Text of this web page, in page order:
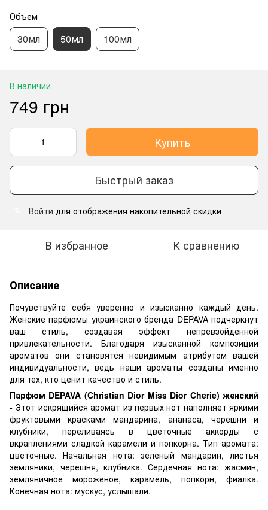
Объем
30мл 50мл 100мл
В наличии
749 грн
Купить
Быстрый заказ
Войти для отображения накопительной скидки
В избранное К сравнению
Описание
Почувствуйте себя уверенно и изысканно каждый день.
Женские парфюмы украинского бренда DEPAVA подчеркнут
ваш стиль, создавая эффект непревзойденной
привлекательности. Благодаря изысканной композиции
ароматов они становятся невидимым атрибутом вашей
индивидуальности, ведь наши ароматы созданы именно
для тех, кто ценит качество и стиль.
Парфюм DEPAVA (Christian Dior Miss Dior Cherie) женский
- Этот искрящийся аромат из первых нот наполняет яркими
фруктовыми красками мандарина, ананаса, черешни и
клубники, переливаясь в цветочные аккорды с
вкраплениями сладкой карамели и попкорна. Тип аромата:
цветочные. Начальная нота: зеленый мандарин, листья
земляники, черешня, клубника. Сердечная нота: жасмин,
земляничное мороженое, карамель, попкорн, фиалка.
Конечная нота: мускус, услышали.